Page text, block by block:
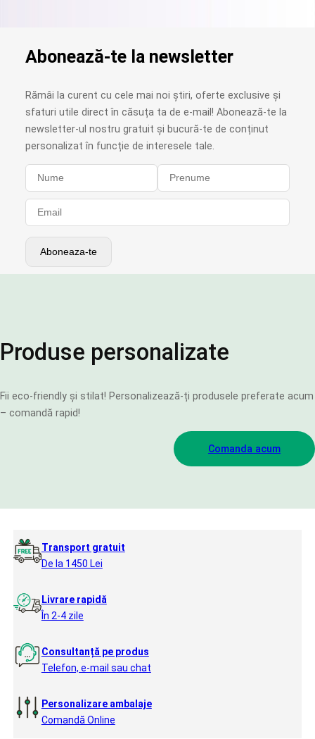
Abonează-te la newsletter
Rămâi la curent cu cele mai noi știri, oferte exclusive și
sfaturi utile direct în căsuța ta de e-mail! Abonează-te la
newsletter-ul nostru gratuit și bucură-te de conținut
personalizat în funcție de interesele tale.
Produse personalizate
Fii eco-friendly și stilat! Personalizează-ți produsele preferate acum
– comandă rapid!
Comanda acum
Transport gratuit
De la 1450 Lei
Livrare rapidă
În 2-4 zile
Consultanță pe produs
Telefon, e-mail sau chat
Personalizare ambalaje
Comandă Online